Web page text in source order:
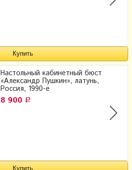
Настольный кабинетный бюст
«Александр Пушкин», латунь,
Россия, 1990-е
8 900 Р